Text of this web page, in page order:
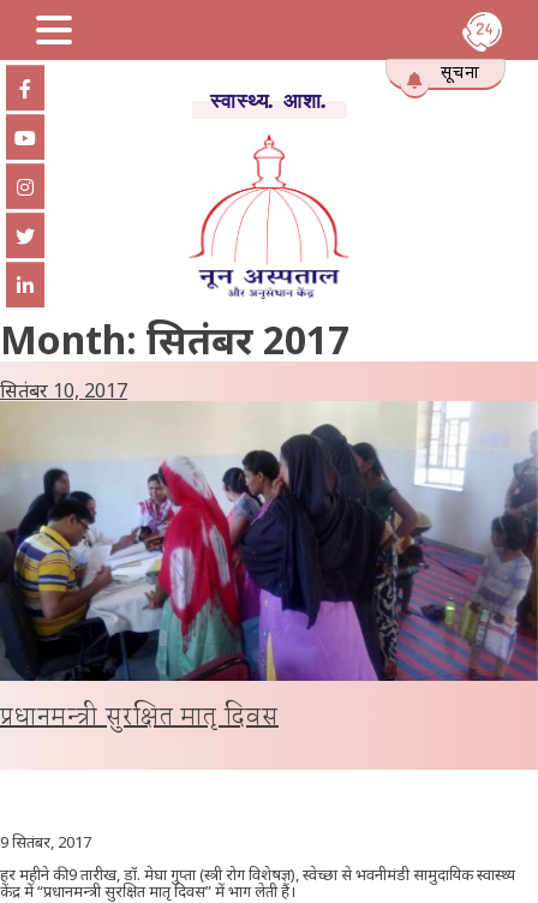
Skip
content
सूचना
Month: सितंबर 2017
सितंबर 10, 2017
प्रधानमन्त्री सुरक्षित मातृ दिवस
9 सितंबर, 2017
हर महीने की 9 तारीख, डॉ. मेघा गुप्ता (स्त्री रोग विशेषज्ञ), स्वेच्छा से भवनीमंडी सामुदायिक स्वास्थ्य
केंद्र में “प्रधानमन्त्री सुरक्षित मातृ दिवस” में भाग लेती हैं।
स्वास्थ्य. आशा.